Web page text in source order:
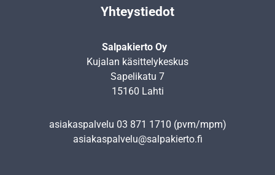
Yhteystiedot
Salpakierto Oy
Kujalan käsittelykeskus
Sapelikatu 7
15160 Lahti
asiakaspalvelu 03 871 1710 (pvm/mpm)
asiakaspalvelu@salpakierto.fi